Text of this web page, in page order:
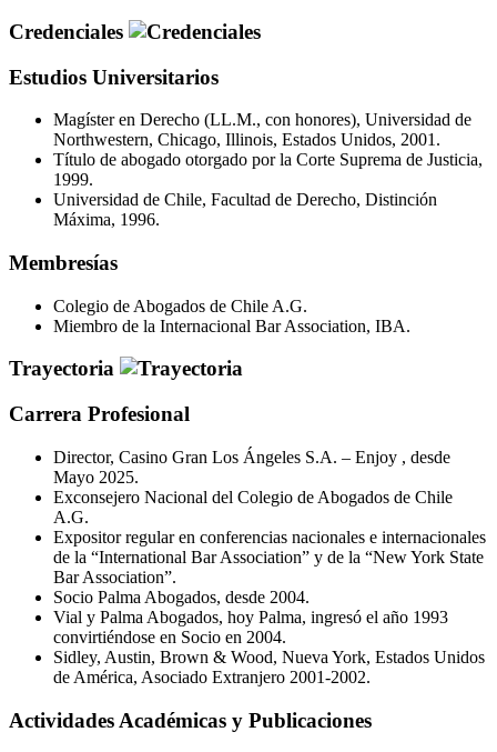
Credenciales
Estudios Universitarios
Magíster en Derecho (LL.M., con honores), Universidad de
Northwestern, Chicago, Illinois, Estados Unidos, 2001.
Título de abogado otorgado por la Corte Suprema de Justicia,
1999.
Universidad de Chile, Facultad de Derecho, Distinción
Máxima, 1996.
Membresías
Colegio de Abogados de Chile A.G.
Miembro de la Internacional Bar Association, IBA.
Trayectoria
Carrera Profesional
Director, Casino Gran Los Ángeles S.A. – Enjoy , desde
Mayo 2025.
Exconsejero Nacional del Colegio de Abogados de Chile
A.G.
Expositor regular en conferencias nacionales e internacionales
de la “International Bar Association” y de la “New York State
Bar Association”.
Socio Palma Abogados, desde 2004.
Vial y Palma Abogados, hoy Palma, ingresó el año 1993
convirtiéndose en Socio en 2004.
Sidley, Austin, Brown & Wood, Nueva York, Estados Unidos
de América, Asociado Extranjero 2001-2002.
Actividades Académicas y Publicaciones